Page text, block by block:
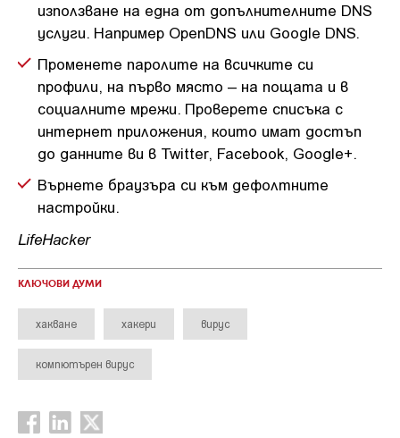
използване на една от допълнителните DNS
услуги. Например OpenDNS или Google DNS.
Променете паролите на всичките си
профили, на първо място – на пощата и в
социалните мрежи. Проверете списъка с
интернет приложения, които имат достъп
до данните ви в Twitter, Facebook, Google+.
Върнете браузъра си към дефолтните
настройки.
LifeHacker
КЛЮЧОВИ ДУМИ
хакване хакери вирус
компютърен вирус